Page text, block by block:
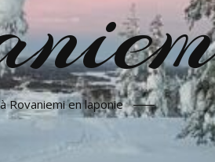
Rovaniemi en laponie